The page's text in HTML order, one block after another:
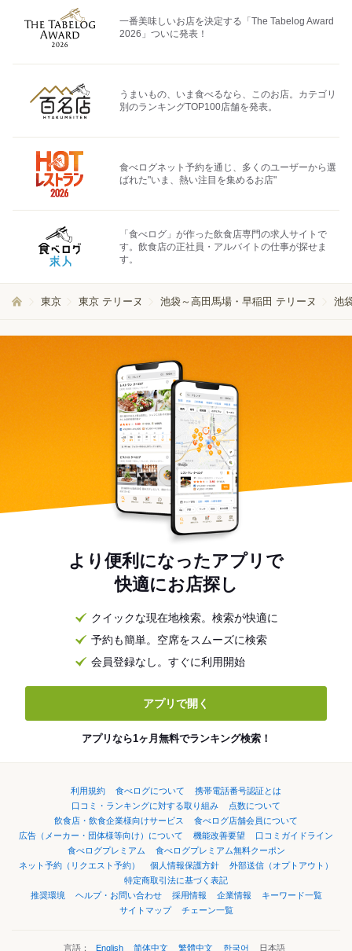
一番美味しいお店を決定する「The Tabelog Award
2026」ついに発表！
うまいもの、いま食べるなら、このお店。カテゴリ
別のランキングTOP100店舗を発表。
食べログネット予約を通じ、多くのユーザーから選
ばれた"いま、熱い注目を集めるお店"
「食べログ」が作った飲食店専門の求人サイトで
す。飲食店の正社員・アルバイトの仕事が探せま
す。
東京 東京 テリーヌ 池袋～高田馬場・早稲田 テリーヌ 池
より便利になったアプリで
快適にお店探し
クイックな現在地検索。検索が快適に
予約も簡単。空席をスムーズに検索
会員登録なし。すぐに利用開始
アプリで開く
アプリなら1ヶ月無料でランキング検索！
利用規約 食べログについて
携帯電話番号認証とは
口コミ・ランキングに対する取り組み
点数について
飲食店・飲食企業様向けサービス
食べログ店舗会員について
広告（メーカー・団体様等向け）について
機能改善要望
口コミガイドライン
食べログプレミアム
食べログプレミアム無料クーポン
ネット予約（リクエスト予約）
個人情報保護方針
外部送信（オプトアウト）
特定商取引法に基づく表記
推奨環境
ヘルプ・お問い合わせ 採用情報 企業情報
キーワード一覧
サイトマップ
チェーン一覧
言語： English 简体中文 繁體中文 한국어 日本語